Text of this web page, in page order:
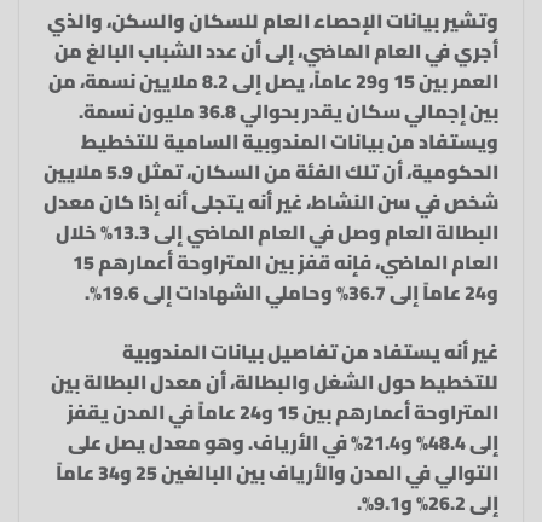
وتشير بيانات الإحصاء العام للسكان والسكن، والذي
أجري في العام الماضي، إلى أن عدد الشباب البالغ من
العمر بين 15 و29 عاماً، يصل إلى 8.2 ملايين نسمة، من
بين إجمالي سكان يقدر بحوالي 36.8 مليون نسمة.
ويستفاد من بيانات المندوبية السامية للتخطيط
الحكومية، أن تلك الفئة من السكان، تمثل 5.9 ملايين
شخص في سن النشاط، غير أنه يتجلى أنه إذا كان معدل
البطالة العام وصل في العام الماضي إلى 13.3% خلال
العام الماضي، فإنه قفز بين المتراوحة أعمارهم 15
و24 عاماً إلى 36.7% وحاملي الشهادات إلى 19.6%.
غير أنه يستفاد من تفاصيل بيانات المندوبية
للتخطيط حول الشغل والبطالة، أن معدل البطالة بين
المتراوحة أعمارهم بين 15 و24 عاماً في المدن يقفز
إلى 48.4% و21.4% في الأرياف. وهو معدل يصل على
التوالي في المدن والأرياف بين البالغين 25 و34 عاماً
إلى 26.2% و9.1%.